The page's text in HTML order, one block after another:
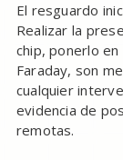
El resguardo
Realizar la
chip, ponerlo
Faraday, son
cualquier
evidencia de
remotas.